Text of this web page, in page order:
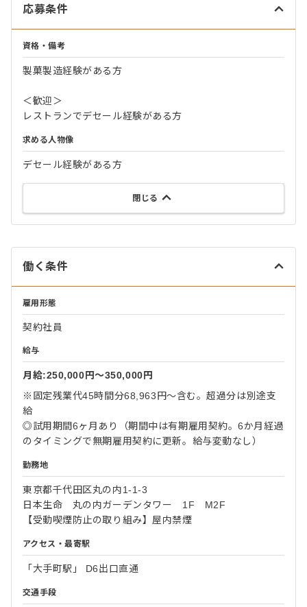
応募条件
資格・備考
製菓製造経験がある方
＜歓迎＞
レストランでデセール経験がある方
求める人物像
デセール経験がある方
閉じる
働く条件
雇用形態
契約社員
給与
月給:250,000円〜350,000円
※固定残業代45時間分68,963円～含む。超過分は別途支
給
◎試用期間6ヶ月あり（期間中は有期雇用契約。6か月経過
のタイミングで無期雇用契約に更新。給与変動なし）
勤務地
東京都千代田区丸の内1-1-3
日本生命 丸の内ガーデンタワー 1F M2F
【受動喫煙防止の取り組み】屋内禁煙
アクセス・最寄駅
「大手町駅」 D6出口直通
交通手段